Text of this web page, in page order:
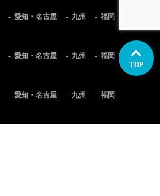
TOP
愛知・名古屋 九州 福岡
愛知・名古屋 九州 福岡
愛知・名古屋 九州 福岡